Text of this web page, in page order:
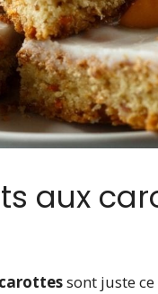
aux
sont juste